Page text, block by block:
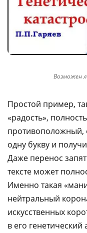
Возможен
Простой пример,
«радость»,
противоположный,
одну букву и
Даже перенос
тексте может
Именно такая
нейтральный
искусственных
в его